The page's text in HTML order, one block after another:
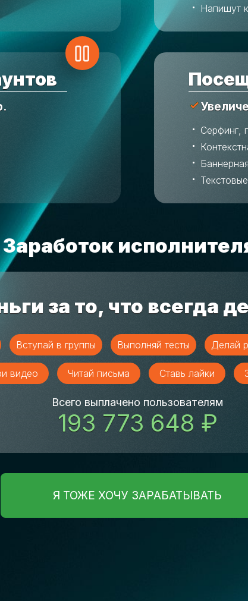
Напишут
Серфинг,
Заработок
за то, что всегда
Вступай в группы Выполняй тесты Делай
видео Читай письма Ставь лайки
Всего выплачено пользователям
193 773 648 ₽
Я ТОЖЕ ХОЧУ ЗАРАБАТЫВАТЬ